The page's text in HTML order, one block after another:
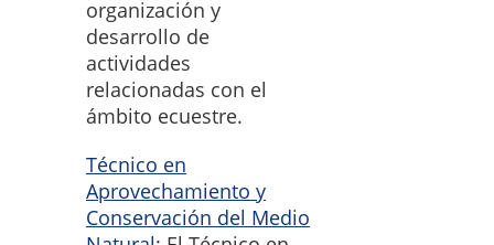
organización y
desarrollo de
actividades
relacionadas con el
ámbito ecuestre.
Técnico en
Aprovechamiento y
Conservación del Medio